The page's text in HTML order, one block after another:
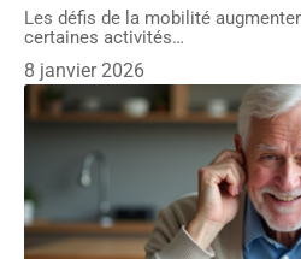
Les défis de la mobilité
certaines activités…
8 janvier 2026